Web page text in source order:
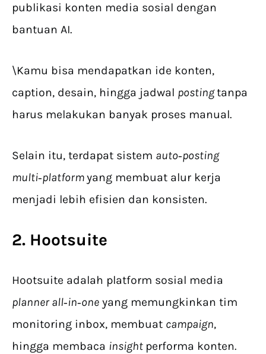
publikasi konten media sosial dengan
bantuan AI.
\Kamu bisa mendapatkan ide konten,
caption, desain, hingga jadwal postingtanpa
harus melakukan banyak proses manual.
Selain itu, terdapat sistem auto‑posting
multi‑platformyang membuat alur kerja
menjadi lebih efisien dan konsisten.
2. Hootsuite
Hootsuite adalah platform sosial media
planner all‑in‑one yang memungkinkan tim
monitoring inbox, membuat campaign,
hingga membaca insight performa konten.